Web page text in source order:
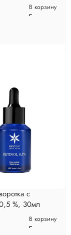
В корзину
с
%, 30мл
В корзину